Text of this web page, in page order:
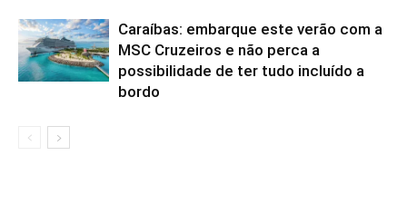
Caraíbas: embarque este verão com a
MSC Cruzeiros e não perca a
possibilidade de ter tudo incluído a
bordo